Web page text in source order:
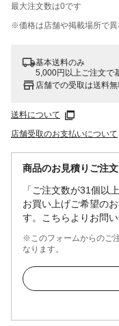
最大注文数は0です
※価格は​店舗や​掲載場所で​異
基本送料のみ
5,000円以上ご注文で
店舗での受取は送料
送料について
店舗受取のお支払いについて
商品のお見積りご注
「ご注文数が31個以
お買い上げご希望の
す。こちらよりお問い
※このフォームからのご
なります。